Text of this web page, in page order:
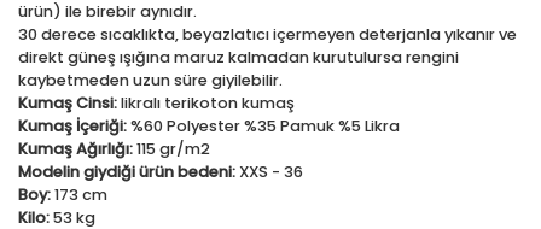
ürün) ile birebir aynıdır.
30 derece sıcaklıkta, beyazlatıcı içermeyen deterjanla yıkanır ve
direkt güneş ışığına maruz kalmadan kurutulursa rengini
kaybetmeden uzun süre giyilebilir.
Kumaş Cinsi:likralı terikoton kumaş
Kumaş İçeriği:%60 Polyester %35 Pamuk %5 Likra
Kumaş Ağırlığı:115 gr/m2
Modelin giydiği ürün bedeni: XXS - 36
Boy:173 cm
Kilo:53 kg